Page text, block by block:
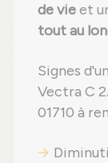
de vieet
tout au
Signes
Vectra C
01710 à